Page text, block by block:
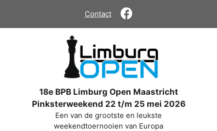
de
Contact
18e BPB Limburg Open Maastricht
Pinksterweekend 22 t/m 25 mei 2026
Een van de grootste en leukste
weekendtoernooien van Europa